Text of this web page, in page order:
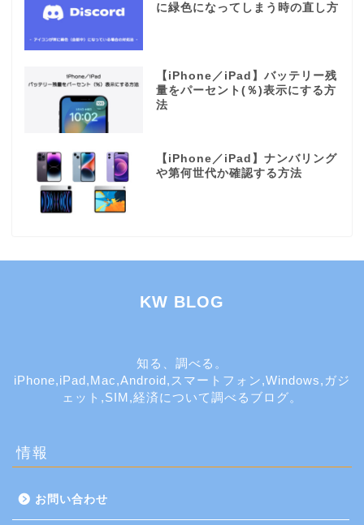
に緑色になってしまう時の直し方
【iPhone／iPad】バッテリー残
量をパーセント(％)表示にする方
法
【iPhone／iPad】ナンバリング
や第何世代か確認する方法
KW BLOG
知る、調べる。
iPhone,iPad,Mac,Android,スマートフォン,Windows,ガジ
ェット,SIM,経済について調べるブログ。
情報
お問い合わせ